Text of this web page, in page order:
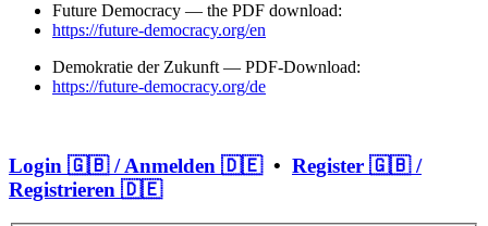
Future Democracy — the PDF download:
https://future-democracy.org/en
Demokratie der Zukunft — PDF-Download:
https://future-democracy.org/de
Login 🇬🇧 / Anmelden 🇩🇪• Register 🇬🇧 /
Registrieren 🇩🇪